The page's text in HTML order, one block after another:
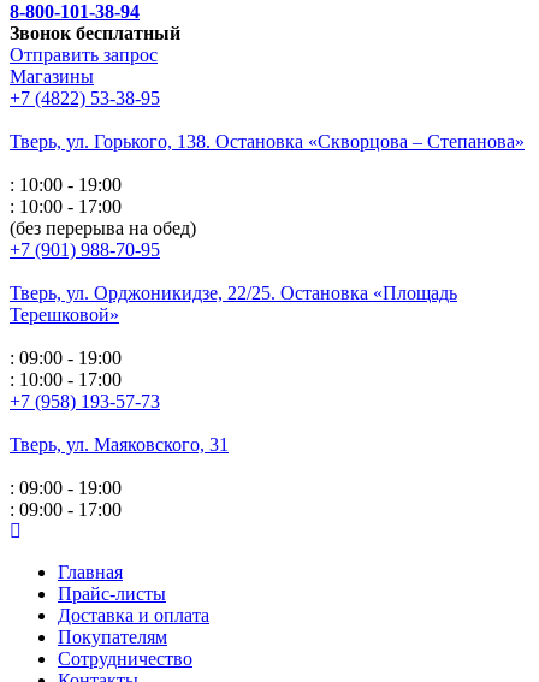
8-800-101-38-94
Звонок бесплатный
Отправить запрос
Магазины
+7 (4822) 53-38-95
Тверь, ул. Горького, 138. Остановка «Скворцова – Степанова»
: 10:00 - 19:00
: 10:00 - 17:00
(без перерыва на обед)
+7 (901) 988-70-95
Тверь, ул. Орджоникидзе, 22/25. Остановка «Площадь
Терешковой»
: 09:00 - 19:00
: 10:00 - 17:00
+7 (958) 193-57-73
Тверь, ул. Маяковского, 31
: 09:00 - 19:00
: 09:00 - 17:00
Главная
Прайс-листы
Доставка и оплата
Покупателям
Сотрудничество